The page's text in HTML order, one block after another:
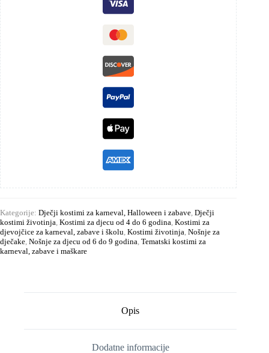
Kategorije: Dječji kostimi za karneval, Halloween i zabave, Dječji
kostimi životinja, Kostimi za djecu od 4 do 6 godina, Kostimi za
djevojčice za karneval, zabave i školu, Kostimi životinja, Nošnje za
dječake, Nošnje za djecu od 6 do 9 godina, Tematski kostimi za
karneval, zabave i maškare
Opis
Dodatne informacije